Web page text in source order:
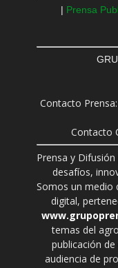
| Prensa
Contacto
Contacto
Prensa y
desafíos,
Somos un medio
digital,
temas del
publicación
audiencia de